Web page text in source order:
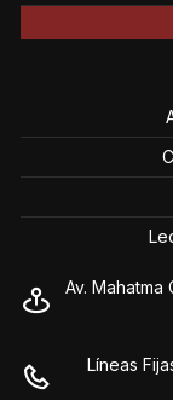
Av.
Líneas